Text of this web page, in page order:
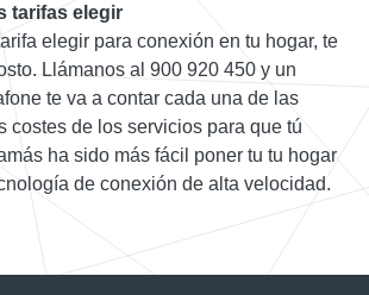
tarifas elegir
elegir para conexión en tu hogar, te
Llámanos al 900 920 450 y un
te va a contar cada una de las
costes de los servicios para que tú
ha sido más fácil poner tu tu hogar
de conexión de alta velocidad.